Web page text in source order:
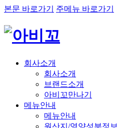
본문 바로가기 주메뉴 바로가기
회사소개
회사소개
브랜드소개
아비꼬만나기
메뉴안내
메뉴안내
원산지/영양성분정보